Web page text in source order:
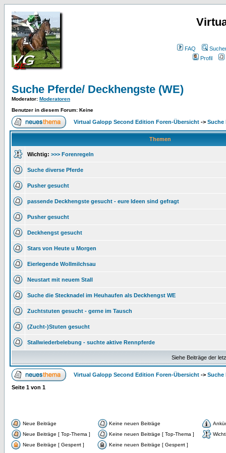
FAQ
Profil
Suche Pferde/ Deckhengste (WE)
Moderator: Moderatoren
Benutzer in diesem Forum: Keine
Virtual Galopp Second Edition Foren-Übersicht -> Suche
Themen
Wichtig: >>> Forenregeln
Suche diverse Pferde
Pusher gesucht
passende Deckhengste gesucht - eure Ideen sind gefragt
Pusher gesucht
Deckhengst gesucht
Stars von Heute u Morgen
Eierlegende Wollmilchsau
Neustart mit neuem Stall
Suche die Stecknadel im Heuhaufen als Deckhengst WE
Zuchtstuten gesucht - gerne im Tausch
(Zucht-)Stuten gesucht
Stallwiederbelebung - suchte aktive Rennpferde
Siehe Beiträge der
Virtual Galopp Second Edition Foren-Übersicht -> Suche
Seite 1 von 1
Neue Beiträge Keine neuen Beiträge
Neue Beiträge [ Top-Thema ]
Keine neuen Beiträge [ Top-Thema ]
Neue Beiträge [ Gesperrt ]
Keine neuen Beiträge [ Gesperrt ]